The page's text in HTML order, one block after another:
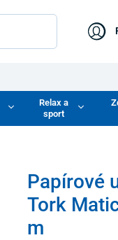
Relax a
sport
Papírové
Tork
m